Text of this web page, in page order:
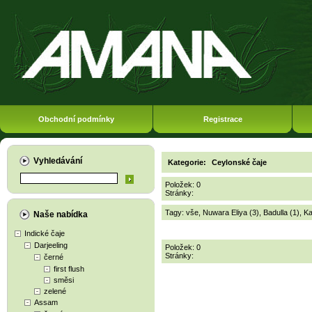
Obchodní podmínky Registrace
Vyhledávání
Naše nabídka
Indické čaje
Darjeeling
černé
first flush
směsi
zelené
Assam
Kategorie: Ceylonské čaje
Položek: 0
Stránky:
Tagy: vše Nuwara Eliya (3) Badulla (1)
Položek: 0
Stránky: